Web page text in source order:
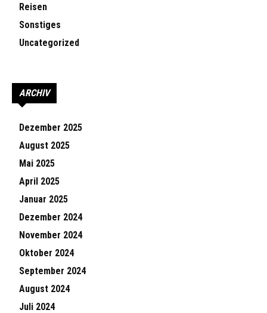
Reisen
Sonstiges
Uncategorized
ARCHIV
Dezember 2025
August 2025
Mai 2025
April 2025
Januar 2025
Dezember 2024
November 2024
Oktober 2024
September 2024
August 2024
Juli 2024